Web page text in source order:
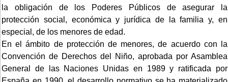
la obligación de los Poderes Públicos de asegurar la
protección social, económica y jurídica de la familia y, en
especial, de los menores de edad.
En el ámbito de protección de menores, de acuerdo con la
Convención de Derechos del Niño, aprobada por Asamblea
General de las Naciones Unidas en 1989 y ratificada por